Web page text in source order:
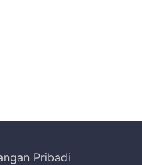
Pribadi